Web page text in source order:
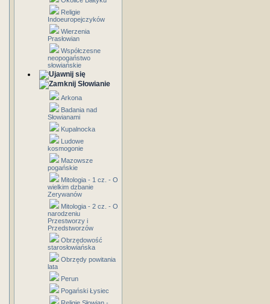
Religie
Indoeuropejczyków
Wierzenia
Prasłowian
Współczesne
neopogaństwo
słowiańskie
Słowianie
Arkona
Badania nad
Słowianami
Kupalnocka
Ludowe
kosmogonie
Mazowsze
pogańskie
Mitologia - 1 cz. - O
wielkim dzbanie
Zerywanów
Mitologia - 2 cz. - O
narodzeniu
Przestworzy i
Przedstworzów
Obrzędowość
starosłowiańska
Obrzędy powitania
lata
Perun
Pogański Łysiec